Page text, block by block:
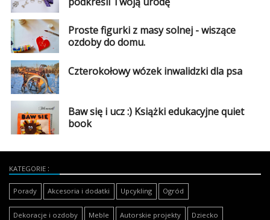
Proste figurki z masy solnej - wiszące
ozdoby do domu.
Czterokołowy wózek inwalidzki dla psa
Baw się i ucz :) Książki edukacyjne quiet
book
KATEGORIE
Porady Akcesoria i dodatki Upcykling Ogród
Dekoracje i ozdoby Meble Autorskie projekty Dziecko